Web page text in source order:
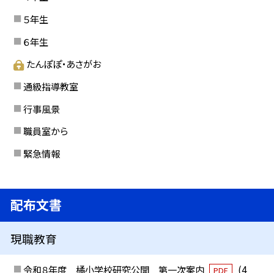
５年生
６年生
たんぽぽ・あさがお
通級指導教室
行事風景
職員室から
緊急情報
配布文書
現職教育
令和８年度 橘小学校研究公開 第一次案内 PDF
(4